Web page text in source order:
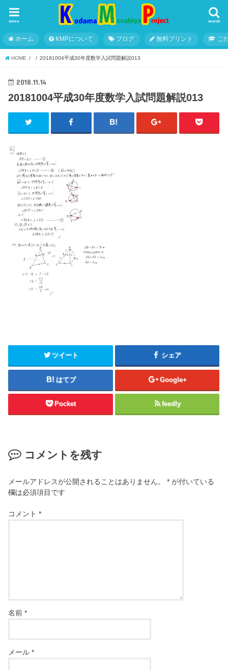
search
menu
ホーム KMPについて ブログ 無料プリント こ
HOME 20181004平成30年度数学入試問題解説013
2018.11.14
20181004平成30年度数学入試問題解説013
ツイート シェア
はてブ Google+
Pocket feedly
コメントを残す
メールアドレスが公開されることはありません。 * が付いている
欄は必須項目です
コメント*
名前*
メール*